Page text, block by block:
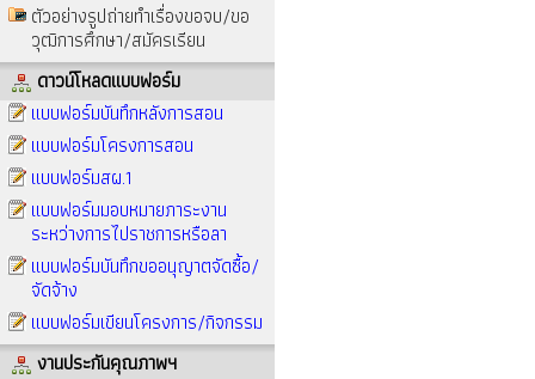
ตัวอย่างรูปถ่ายทำเรื่องขอจบ/ขอ
วุฒิการศึกษา/สมัครเรียน
ดาวน์โหลดแบบฟอร์ม
แบบฟอร์มบันทึกหลังการสอน
แบบฟอร์มโครงการสอน
แบบฟอร์มสผ.1
แบบฟอร์มมอบหมายภาระงาน
ระหว่างการไปราชการหรือลา
แบบฟอร์มบันทึกขออนุญาตจัดซื้อ/
จัดจ้าง
แบบฟอร์มเขียนโครงการ/กิจกรรม
งานประกันคุณภาพฯ